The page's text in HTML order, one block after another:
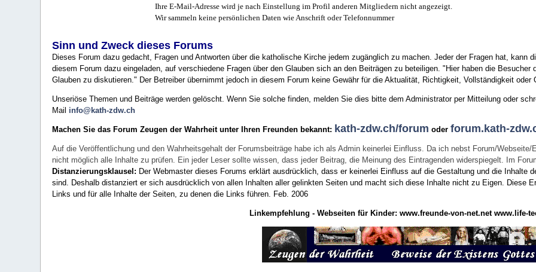
Ihre E-Mail-Adresse wird je nach Einstellung im Profil anderen Mitgliedern nicht angezeigt.
Wir sammeln keine persönlichen Daten wie Anschrift oder Telefonnummer
Sinn und Zweck dieses Forums
Dieses Forum dazu gedacht, Fragen und Antworten über die katholische Kirche jedem zugänglich zu machen. Jeder der Fragen hat, kann
diesem Forum dazu eingeladen, auf verschiedene Fragen über den Glauben sich an den Beiträgen zu beteiligen. "Hier haben die
Glauben zu diskutieren." Der Betreiber übernimmt jedoch in diesem Forum keine Gewähr für die Aktualität, Richtigkeit, Vollständigkeit
Unseriöse Themen und Beiträge werden gelöscht. Wenn Sie solche finden, melden Sie dies bitte dem Administrator per Mitteilung oder
Mail info@kath-zdw.ch
Machen Sie das Forum Zeugen der Wahrheit unter Ihren Freunden bekannt: kath-zdw.ch/forum oderforum.kath-
Auf die Veröffentlichung und den Wahrheitsgehalt der Forumsbeiträge habe ich als Admin keinerlei Einfluss. Da ich nebst Forum/
nicht möglich alle Inhalte zu prüfen. Ein jeder Leser sollte wissen, dass jeder Beitrag, die Meinung des Eintragenden widerspiegelt. Im
Distanzierungsklausel: Der Webmaster dieses Forums erklärt ausdrücklich, dass er keinerlei Einfluss auf die Gestaltung und die Inhalte
sind. Deshalb distanziert er sich ausdrücklich von allen Inhalten aller gelinkten Seiten und macht sich diese Inhalte nicht zu Eigen. Diese
Links und für alle Inhalte der Seiten, zu denen die Links führen. Feb. 2006
Linkempfehlung - Webseiten für Kinder: www.freunde-von-net.net www.life-